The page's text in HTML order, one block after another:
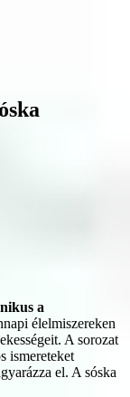
a
élelmiszereken
A sorozat
ismereteket
el. A sóska